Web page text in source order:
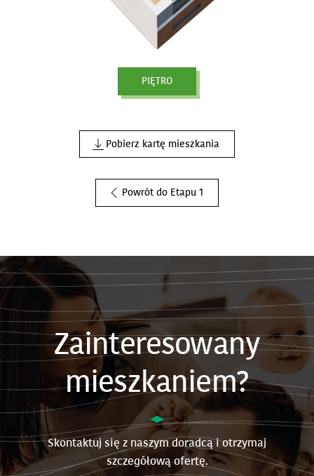
PIĘTRO
Pobierz kartę mieszkania
Powrót do Etapu 1
Zainteresowany
mieszkaniem?
Skontaktuj się z naszym doradcą i otrzymaj
szczegółową ofertę.